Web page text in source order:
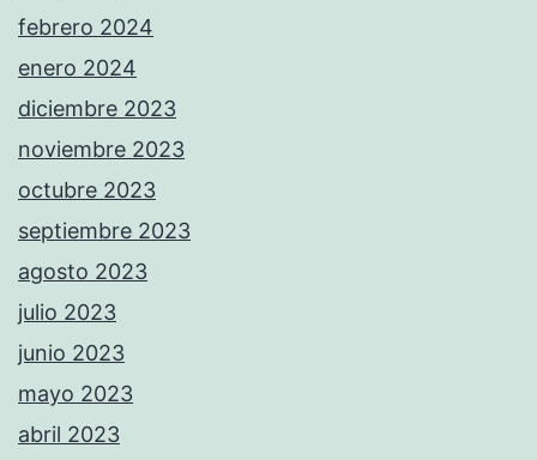
febrero 2024
enero 2024
diciembre 2023
noviembre 2023
octubre 2023
septiembre 2023
agosto 2023
julio 2023
junio 2023
mayo 2023
abril 2023